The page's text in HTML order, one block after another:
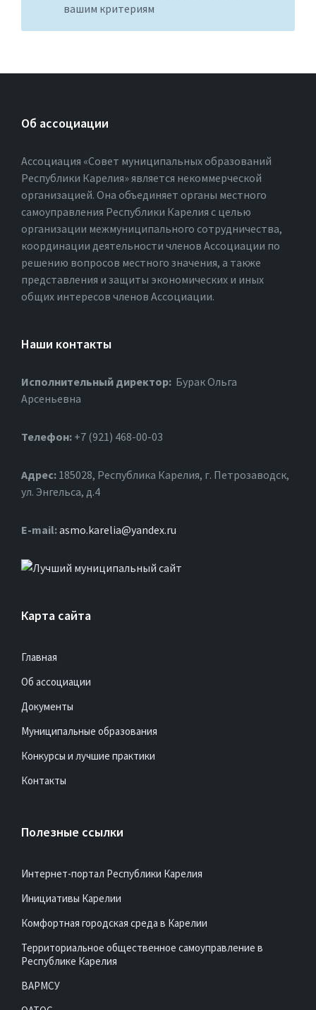
вашим критериям
Об ассоциации
Ассоциация «Совет муниципальных образований
Республики Карелия» является некоммерческой
организацией. Она объединяет органы местного
самоуправления Республики Карелия с целью
организации межмуниципального сотрудничества,
координации деятельности членов Ассоциации по
решению вопросов местного значения, а также
представления и защиты экономических и иных
общих интересов членов Ассоциации.
Наши контакты
Исполнительный директор: Бурак Ольга
Арсеньевна
Телефон: +7 (921) 468-00-03
Адрес: 185028, Республика Карелия, г. Петрозаводск,
ул. Энгельса, д.4
Е-mail:asmo.karelia@yandex.ru
Карта сайта
Главная
Об ассоциации
Документы
Муниципальные образования
Конкурсы и лучшие практики
Контакты
Полезные ссылки
Интернет-портал Республики Карелия
Инициативы Карелии
Комфортная городская среда в Карелии
Территориальное общественное самоуправление в
Республике Карелия
ВАРМСУ